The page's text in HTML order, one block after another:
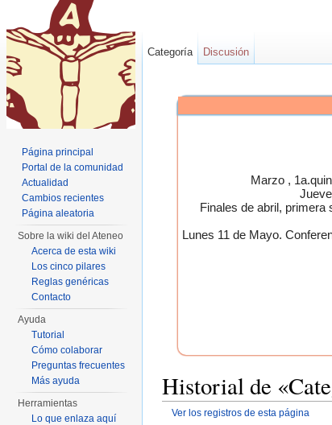
Marzo ,
Finales de abril,
Lunes 11 de Mayo.
Historial de
Ver los registros de esta página
Categoría Discusión
Página principal
Portal de la comunidad
Actualidad
Cambios recientes
Página aleatoria
Sobre la wiki del Ateneo
Acerca de esta wiki
Los cinco pilares
Reglas genéricas
Contacto
Ayuda
Tutorial
Cómo colaborar
Preguntas frecuentes
Más ayuda
Herramientas
Lo que enlaza aquí